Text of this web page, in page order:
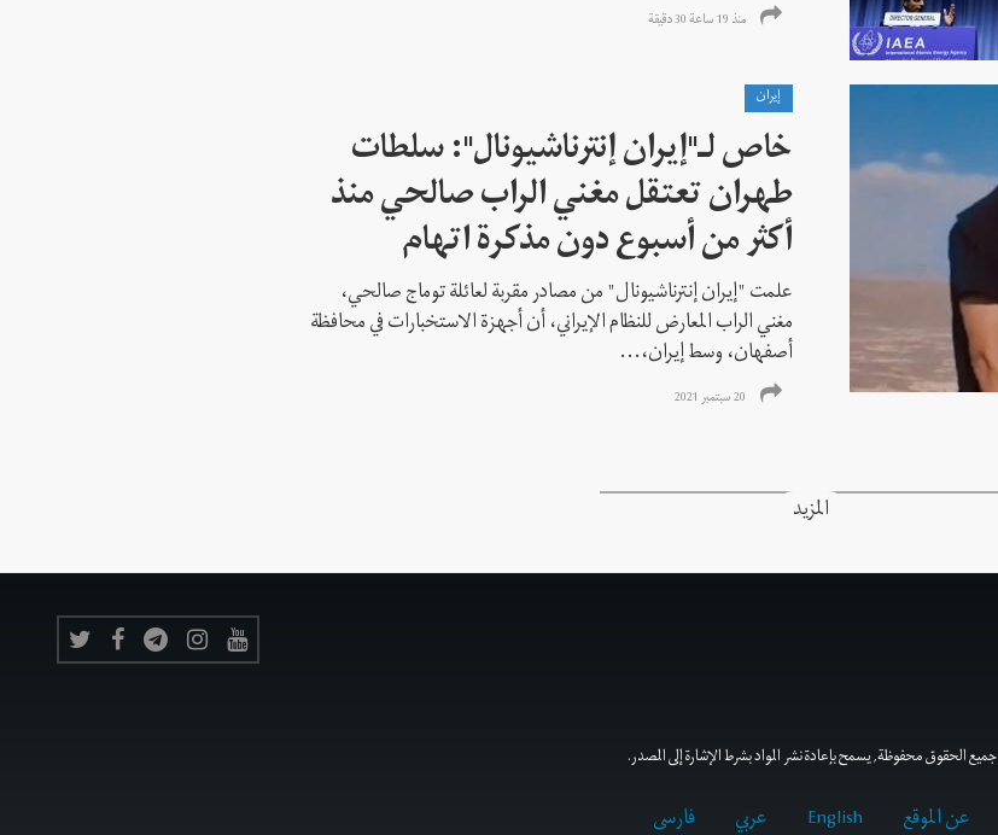
منذ 19 ساعة 30 دقیقة
إيران
خاص لـ"إيران إنترناشيونال": سلطات
طهران تعتقل مغني الراب صالحي منذ
أكثر من أسبوع دون مذكرة اتهام
علمت "إيران إنترناشيونال" من مصادر مقربة لعائلة توماج صالحي،
مغني الراب المعارض للنظام الإيراني، أن أجهزة الاستخبارات في محافظة
أصفهان، وسط إيران،...
20 سبتمبر 2021
المزيد
جميع الحقوق محفوظة, يسمح بإعادة نشر المواد بشرط الإشارة إلى المصدر.
عن الموقع English عربي فارسى